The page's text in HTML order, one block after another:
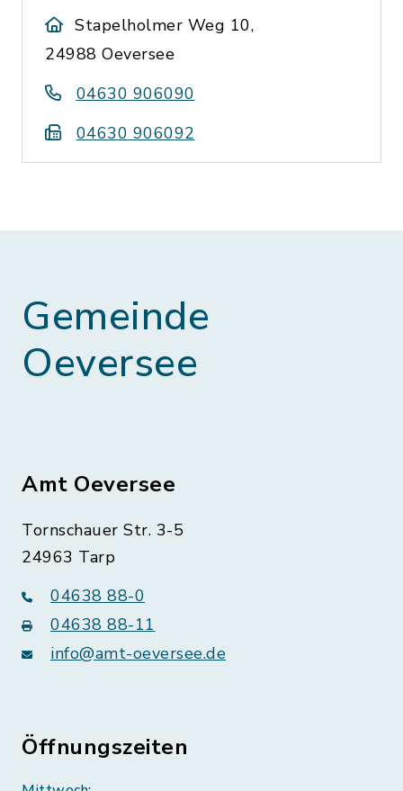
Stapelholmer Weg 10,
24988 Oeversee
04630 906090
04630 906092
Gemeinde
Oeversee
Amt Oeversee
Tornschauer Str. 3-5
24963 Tarp
04638 88-0
04638 88-11
info@amt-oeversee.de
Öffnungszeiten